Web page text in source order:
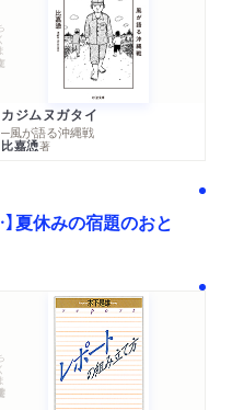
庫
カジムヌガタイ
─風が語る沖縄戦
比嘉慂著
夏休みの宿題のおと
文庫